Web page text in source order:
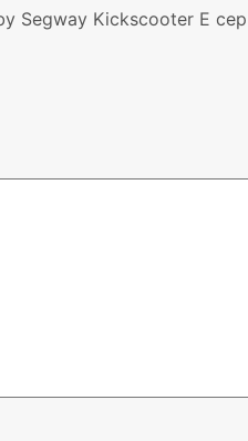
Segway Kickscooter E